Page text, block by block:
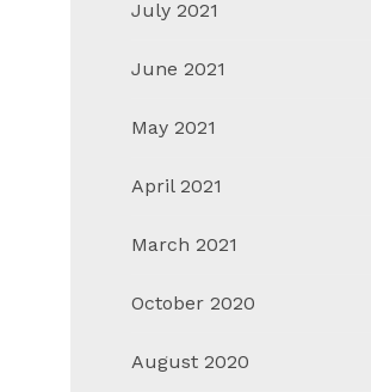
July 2021
June 2021
May 2021
April 2021
March 2021
October 2020
August 2020